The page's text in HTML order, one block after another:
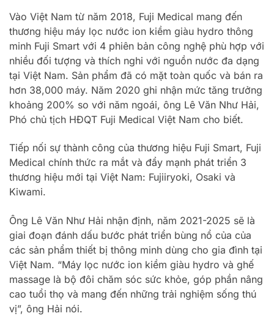
Vào Việt Nam từ năm 2018, Fuji Medical mang đến
thương hiệu máy lọc nước ion kiềm giàu hydro thông
minh Fuji Smart với 4 phiên bản công nghệ phù hợp với
nhiều đối tượng và thích nghi với nguồn nước đa dạng
tại Việt Nam. Sản phẩm đã có mặt toàn quốc và bán ra
hơn 38,000 máy. Năm 2020 ghi nhận mức tăng trưởng
khoảng 200% so với năm ngoái, ông Lê Văn Như Hải,
Phó chủ tịch HĐQT Fuji Medical Việt Nam cho biết.
Tiếp nối sự thành công của thương hiệu Fuji Smart, Fuji
Medical chính thức ra mắt và đẩy mạnh phát triển 3
thương hiệu mới tại Việt Nam: Fujiiryoki, Osaki và
Kiwami.
Ông Lê Văn Như Hải nhận định, năm 2021-2025 sẽ là
giai đoạn đánh dấu bước phát triển bùng nổ của của
các sản phẩm thiết bị thông minh dùng cho gia đình tại
Việt Nam. “Máy lọc nước ion kiềm giàu hydro và ghế
massage là bộ đôi chăm sóc sức khỏe, góp phần nâng
cao tuổi thọ và mang đến những trải nghiệm sống thú
vị”, ông Hải nói.